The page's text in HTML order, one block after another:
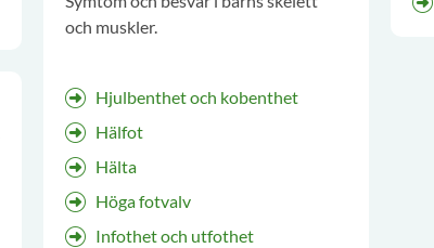
och muskler.
Hjulbenthet och kobenthet
Hälfot
Hälta
Höga fotvalv
Infothet och utfothet